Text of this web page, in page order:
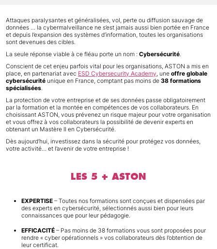
Attaques paralysantes et généralisées, vol, perte ou diffusion sauvage de
données … la cybermalveillance ne s’est jamais aussi bien portée en France
et depuis l’expansion des systèmes d’information, toutes les organisations
sont devenues des cibles.
La seule réponse viable à ce fléau porte un nom : Cybersécurité
Conscient de cet enjeu parfois vital pour les organisations, ASTON a mis en
place, en partenariat avec ESD Cybersecurity Academy, une offre globale
cybersécurité unique en France, comptant pas moins de 38 formations
spécialisées
La protection de votre entreprise et de ses données passe obligatoirement
par la formation et la montée en compétences de vos collaborateurs. En
choisissant ASTON, vous prévenez un risque majeur pour votre organisation
et vous offrez à vos collaborateurs la possibilité de devenir experts en
obtenant un Mastère II en Cybersécurité.
Dès aujourd’hui, investissez dans la sécurité pour protégez vos données,
votre activité… et l’avenir de votre entreprise !
LES 5 + ASTON
EXPERTISE – Toutes nos formations sont conçues et dispensées par
des experts en cybersécurité, sélectionnés aussi bien pour leurs
connaissances que pour leur pédagogie.
EFFICACITÉ – Pas moins de 38 formations vous sont proposées pour
rendre « cyber opérationnels » vos collaborateurs dès l’obtention de
leur certificat.